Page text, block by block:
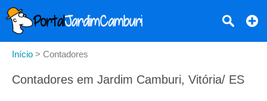
Início > Contadores
Contadores em Jardim Camburi, Vitória/ ES